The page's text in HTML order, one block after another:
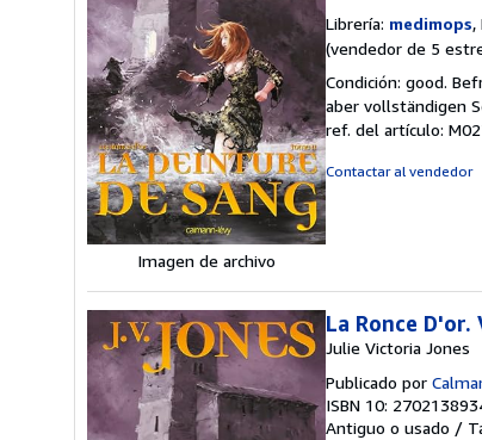
Imagen de archivo
Librería: medimops,
(vendedor de 5
Condición: good.
aber vollständigen
ref. del artículo:
Contactar al vendedor
La Ronce D'or.
Julie Victoria Jones
Publicado por
ISBN 10:
Antiguo o usado /